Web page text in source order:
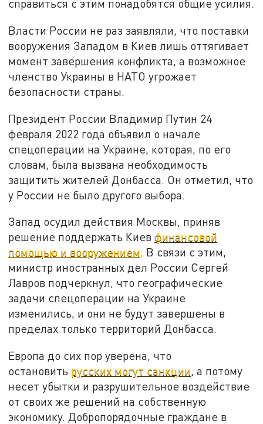
справиться с этим понадобятся общие усилия.
Власти России не раз заявляли, что поставки
вооружения Западом в Киев лишь оттягивает
момент завершения конфликта, а возможное
членство Украины в НАТО угрожает
безопасности страны.
Президент России Владимир Путин 24
февраля 2022 года объявил о начале
спецоперации на Украине, которая, по его
словам, была вызвана необходимость
защитить жителей Донбасса. Он отметил, что
у России не было другого выбора.
Запад осудил действия Москвы, приняв
решение поддержать Киевфинансовой
помощью и вооружением. В связи с этим,
министр иностранных дел России Сергей
Лавров подчеркнул, что географические
задачи спецоперации на Украине
изменились, и они не будут завершены в
пределах только территорий Донбасса.
Европа до сих пор уверена, что
остановить русских могут санкции, а потому
несет убытки и разрушительное воздействие
от своих же решений на собственную
экономику. Добропорядочные граждане в